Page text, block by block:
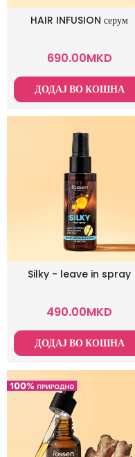
HAIR INFUSION серум
690.00MKD
ДОДАЈ ВО КОШНА
Silky - leave in spray
490.00MKD
ДОДАЈ ВО КОШНА